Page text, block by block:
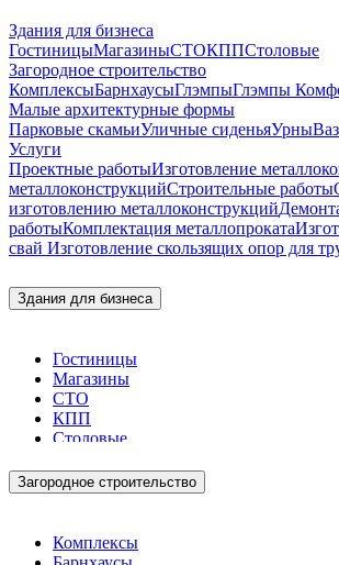
Здания для бизнеса
ГостиницыМагазиныСТОКППСтоловые
Загородное строительство
КомплексыБарнхаусыГлэмпыГлэмпы
Малые архитектурные формы
Парковые скамьиУличные сиденьяУрны
Услуги
Проектные работыИзготовление
металлоконструкцийСтроительные работы
изготовлению металлоконструкций
работыКомплектация металлопроката
свай Изготовление скользящих опор для
Здания для бизнеса
Гостиницы
Магазины
СТО
КПП
Столовые
Загородное строительство
Комплексы